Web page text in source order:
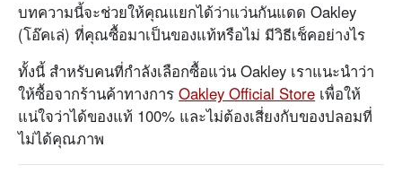
บทความนี้จะช่วยให้คุณแยกได้ว่าแว่นกันแดด Oakley
(โอ๊คเล่) ที่คุณซื้อมาเป็นของแท้หรือไม่ มีวิธีเช็คอย่างไร
ทั้งนี้ สำหรับคนที่กำลังเลือกซื้อแว่น Oakley เราแนะนำว่า
ให้ซื้อจากร้านค้าทางการOakley Official Store เพื่อให้
แน่ใจว่าได้ของแท้ 100% และไม่ต้องเสี่ยงกับของปลอมที่
ไม่ได้คุณภาพ